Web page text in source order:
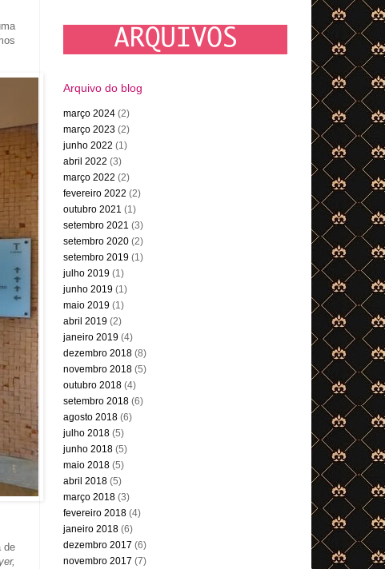
de
Arquivo do blog
março 2024 (2)
março 2023 (2)
junho 2022 (1)
abril 2022 (3)
março 2022 (2)
fevereiro 2022 (2)
outubro 2021 (1)
setembro 2021 (3)
setembro 2020 (2)
setembro 2019 (1)
julho 2019 (1)
junho 2019 (1)
maio 2019 (1)
abril 2019 (2)
janeiro 2019 (4)
dezembro 2018 (8)
novembro 2018 (5)
outubro 2018 (4)
setembro 2018 (6)
agosto 2018 (6)
julho 2018 (5)
junho 2018 (5)
maio 2018 (5)
abril 2018 (5)
março 2018 (3)
fevereiro 2018 (4)
janeiro 2018 (6)
dezembro 2017 (6)
novembro 2017 (7)